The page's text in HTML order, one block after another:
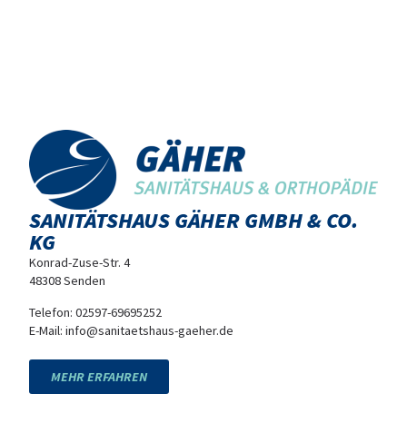
SANITÄTSHAUS GÄHER GMBH & CO.
KG
Konrad-Zuse-Str. 4
48308 Senden
Telefon: 02597-69695252
E-Mail: info@sanitaetshaus-gaeher.de
MEHR ERFAHREN